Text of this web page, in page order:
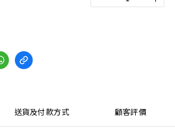
送貨及付款方式 顧客評價